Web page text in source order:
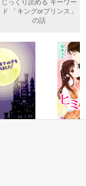
じっくり読める キーワー
ド 「キングorプリンス」
の話